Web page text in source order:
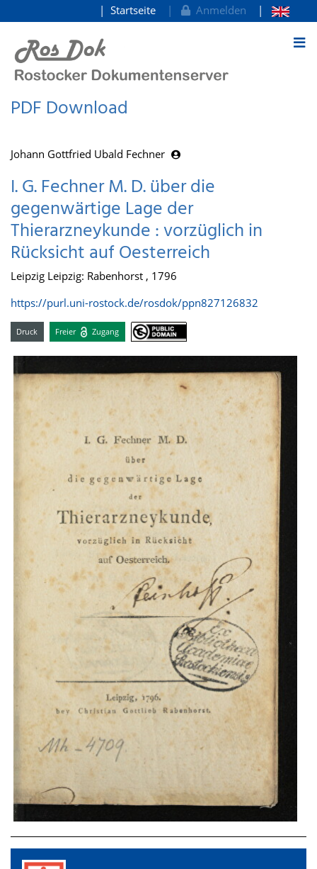
zum Inhalt
Startseite Anmelden
PDF Download
Johann Gottfried Ubald Fechner
I. G. Fechner M. D. über die
gegenwärtige Lage der
Thierarzneykunde : vorzüglich in
Rücksicht auf Oesterreich
Leipzig Leipzig: Rabenhorst , 1796
https://purl.uni-rostock.de/rosdok/ppn827126832
Druck Freier Zugang